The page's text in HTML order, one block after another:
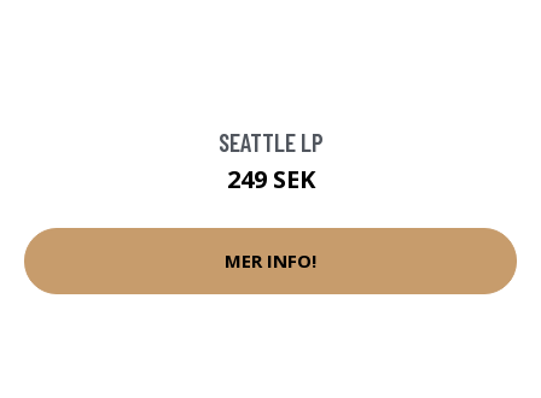
SEATTLE LP
249 SEK
MER INFO!